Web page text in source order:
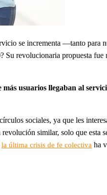
se incrementa —tanto para
revolucionaria propuesta fue
más usuarios llegaban al
sociales, ya que les
similar, solo que esta
la última crisis de fe colectiva ha